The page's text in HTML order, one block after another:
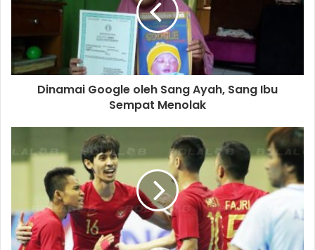
Dinamai Google oleh Sang Ayah, Sang Ibu
Sempat Menolak